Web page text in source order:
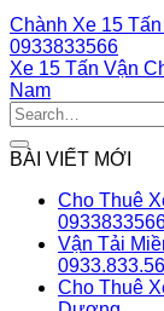
Chành Xe 15
0933833566
Xe 15 Tấn Vận
Nam
BÀI VIẾT MỚI
Cho Thuê
Vận Tải
Cho Thuê